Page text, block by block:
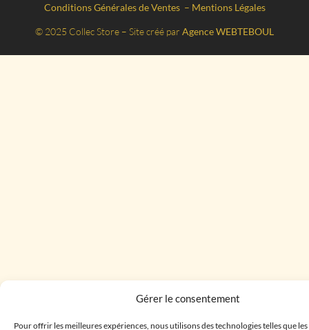
Gérer le consentement
Pour offrir les meilleures expériences, nous utilisons des technologies telles que
Conditions Générales de Ventes – Mentions Légales
© 2025 Collec Store – Site créé par Agence WEBTEBOUL